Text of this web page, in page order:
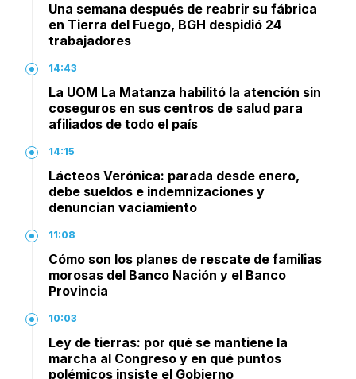
Una semana después de reabrir su fábrica
en Tierra del Fuego, BGH despidió 24
trabajadores
14:43
La UOM La Matanza habilitó la atención sin
coseguros en sus centros de salud para
afiliados de todo el país
14:15
Lácteos Verónica: parada desde enero,
debe sueldos e indemnizaciones y
denuncian vaciamiento
11:08
Cómo son los planes de rescate de familias
morosas del Banco Nación y el Banco
Provincia
10:03
Ley de tierras: por qué se mantiene la
marcha al Congreso y en qué puntos
polémicos insiste el Gobierno